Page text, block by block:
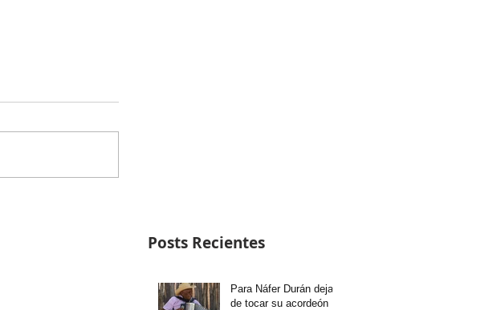
Posts Recientes
Para Náfer Durán dejar
de tocar su acordeón